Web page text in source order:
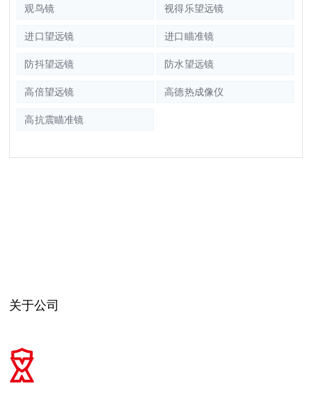
观鸟镜 视得乐望远镜
进口望远镜 进口瞄准镜
防抖望远镜 防水望远镜
高倍望远镜 高德热成像仪
高抗震瞄准镜
关于公司